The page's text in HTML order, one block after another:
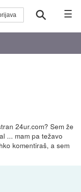
☰
24ur.com? Sem že
... mam pa težavo
komentiraš, a sem